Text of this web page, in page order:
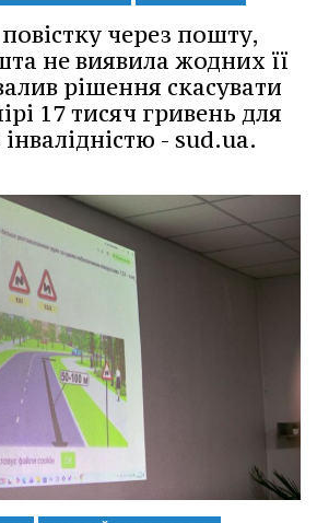
через пошту,
не виявила жодних її
рішення скасувати
17 тисяч гривень для
- sud.ua.